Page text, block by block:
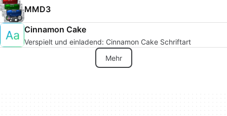
MMD3
Cinnamon Cake
Verspielt und einladend: Cinnamon Cake Schriftart
Mehr